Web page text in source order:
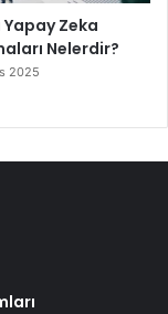
Yapay Zeka
Nelerdir?
2025